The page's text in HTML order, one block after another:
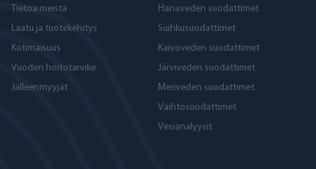
Tietoa meistä
Laatu ja tuotekehitys
Kotimaisuus
Vuoden hoitotarvike
Jälleenmyyjät
Hanaveden suodattimet
Suihkusuodattimet
Kaivoveden suodattimet
Järviveden suodattimet
Meriveden suodattimet
Vaihtosuodattimet
Vesianalyysit